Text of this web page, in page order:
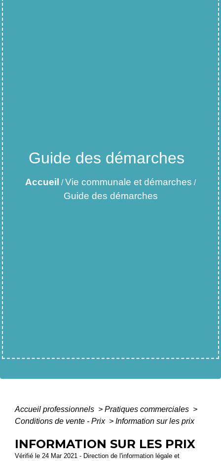
Guide des démarches
Accueil /Vie communale et démarches /
Guide des démarches
Accueil professionnels > Pratiques commerciales >
Conditions de vente - Prix > Information sur les prix
INFORMATION SUR LES PRIX
Vérifié le 24 Mar 2021 - Direction de l'information légale et